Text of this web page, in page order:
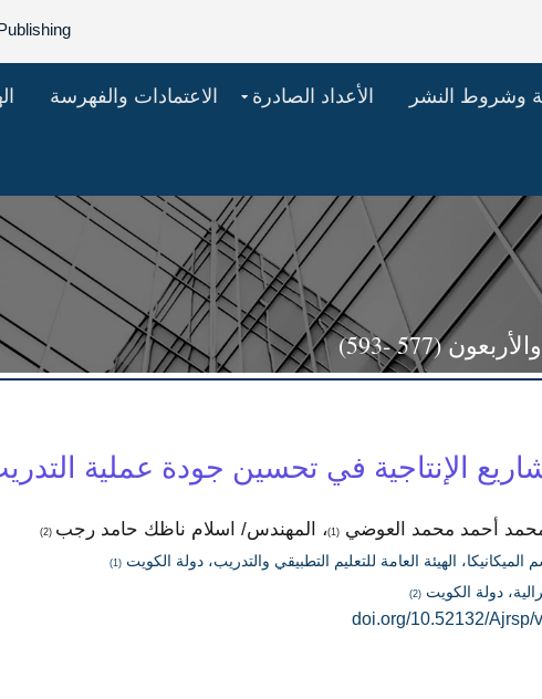
وشروط النشر الأعداد الصادرة الاعتمادات والفهرسة
(577 -593)
الإنتاجية في تحسين جودة عملية
أحمد محمد العوضي (1) ، المهندس/ اسلام ناظك حامد رجب (2)
الهيئة العامة للتعليم التطبيقي والتدريب، دولة الكويت (1)
دولة الكويت (2)
doi.org/10.52132/Ajrsp/